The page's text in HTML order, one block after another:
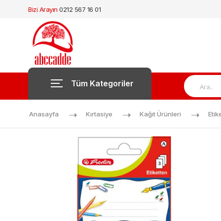
Bizi Arayın 0212 567 16 01
Tüm Kategoriler
Anasayfa Kırtasiye Kağıt Ürünleri